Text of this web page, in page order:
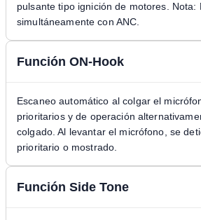
pulsante tipo ignición de motores. Nota:
simultáneamente con ANC.
Función ON-Hook
Escaneo automático al colgar el
prioritarios y de operación
colgado. Al levantar el micrófono, se
prioritario o mostrado.
Función Side Tone